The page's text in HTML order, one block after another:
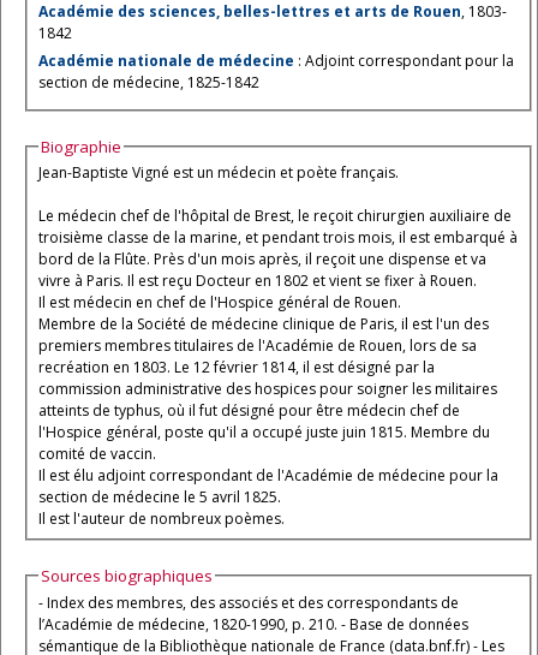
Académie des sciences, belles-lettres et arts de Rouen, 1803-
1842
Académie nationale de médecine : Adjoint correspondant pour la
section de médecine, 1825-1842
Biographie
Jean-Baptiste Vigné est un médecin et poète français.
Le médecin chef de l'hôpital de Brest, le reçoit chirurgien auxiliaire de
troisième classe de la marine, et pendant trois mois, il est embarqué à
bord de la Flûte. Près d'un mois après, il reçoit une dispense et va
vivre à Paris. Il est reçu Docteur en 1802 et vient se fixer à Rouen.
Il est médecin en chef de l'Hospice général de Rouen.
Membre de la Société de médecine clinique de Paris, il est l'un des
premiers membres titulaires de l'Académie de Rouen, lors de sa
recréation en 1803. Le 12 février 1814, il est désigné par la
commission administrative des hospices pour soigner les militaires
atteints de typhus, où il fut désigné pour être médecin chef de
l'Hospice général, poste qu'il a occupé juste juin 1815. Membre du
comité de vaccin.
Il est élu adjoint correspondant de l'Académie de médecine pour la
section de médecine le 5 avril 1825.
Il est l'auteur de nombreux poèmes.
Sources biographiques
- Index des membres, des associés et des correspondants de
l’Académie de médecine, 1820-1990, p. 210. - Base de données
sémantique de la Bibliothèque nationale de France (data.bnf.fr) - Les